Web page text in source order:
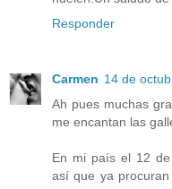
Responder
Carmen 14 de
Ah pues muchas
me encantan las
En mi país el 12
así que ya